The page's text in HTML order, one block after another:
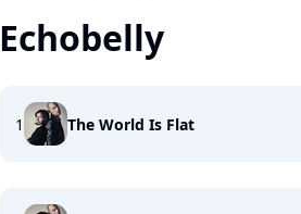
Echobelly
1 The World Is Flat